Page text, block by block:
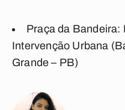
Praça da Bandeira:
Intervenção Urbana
Grande – PB)